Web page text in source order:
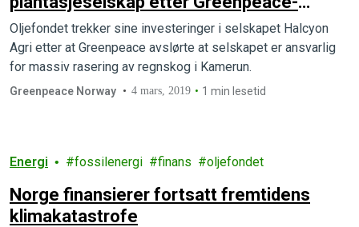
rapport
Oljefondet trekker sine investeringer i selskapet Halcyon
Agri etter at Greenpeace avslørte at selskapet er ansvarlig
for massiv rasering av regnskog i Kamerun.
Greenpeace Norway 4 mars, 2019 1 min lesetid
Energi fossilenergi finans oljefondet
Norge finansierer fortsatt fremtidens
klimakatastrofe